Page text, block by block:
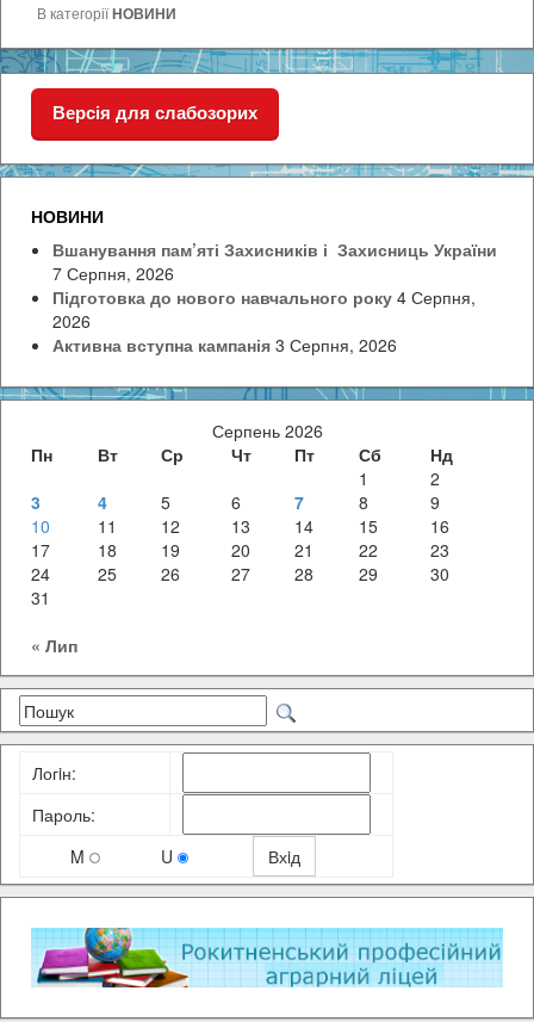
В категоріїНОВИНИ
Версія для слабозорих
НОВИНИ
Вшанування пам’яті Захисників і Захисниць України
7 Серпня, 2026
Підготовка до нового навчального року 4 Серпня,
2026
Активна вступна кампанія 3 Серпня, 2026
Серпень 2026
Пн
Вт Ср Чт Пт Сб
Нд
1
2
3
4 5 6 7 8
9
10
11 12 13 14 15
16
17
18 19 20 21 22
23
24
25 26 27 28 29
30
31
« Лип
Логiн:
Пароль:
M
U